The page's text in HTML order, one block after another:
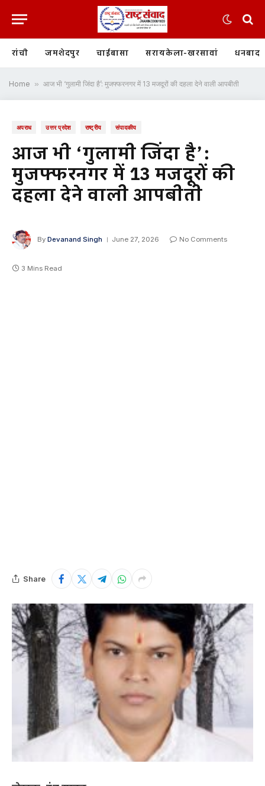
रांची जमशेदपुर चाईबासा सरायकेला-खरसावां धनबाद
Home » आज भी ‘गुलामी जिंदा है’: मुजफ्फरनगर में 13 मजदूरों की दहला देने वाली आपबीती
अपराध उत्तर प्रदेश राष्ट्रीय संपादकीय
आज भी ‘गुलामी जिंदा है’:
मुजफ्फरनगर में 13 मजदूरों की
दहला देने वाली आपबीती
By Devanand Singh June 27, 2026 No Comments
3 Mins Read
Share